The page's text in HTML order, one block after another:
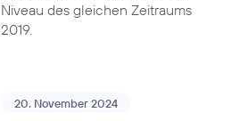
Niveau des gleichen Zeitraums
2019.
20. November 2024